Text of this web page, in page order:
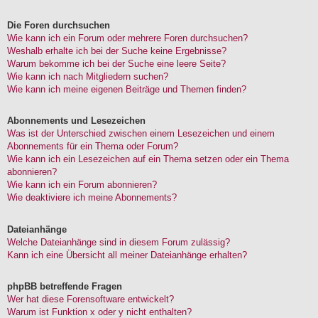
Die Foren durchsuchen
Wie kann ich ein Forum oder mehrere Foren durchsuchen?
Weshalb erhalte ich bei der Suche keine Ergebnisse?
Warum bekomme ich bei der Suche eine leere Seite?
Wie kann ich nach Mitgliedern suchen?
Wie kann ich meine eigenen Beiträge und Themen finden?
Abonnements und Lesezeichen
Was ist der Unterschied zwischen einem Lesezeichen und einem
Abonnements für ein Thema oder Forum?
Wie kann ich ein Lesezeichen auf ein Thema setzen oder ein Thema
abonnieren?
Wie kann ich ein Forum abonnieren?
Wie deaktiviere ich meine Abonnements?
Dateianhänge
Welche Dateianhänge sind in diesem Forum zulässig?
Kann ich eine Übersicht all meiner Dateianhänge erhalten?
phpBB betreffende Fragen
Wer hat diese Forensoftware entwickelt?
Warum ist Funktion x oder y nicht enthalten?